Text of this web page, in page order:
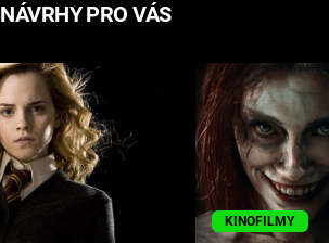
NÁVRHY PRO VÁS
KINOFILMY